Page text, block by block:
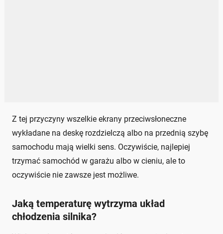
Z tej przyczyny wszelkie ekrany przeciwsłoneczne
wykładane na deskę rozdzielczą albo na przednią szybę
samochodu mają wielki sens. Oczywiście, najlepiej
trzymać samochód w garażu albo w cieniu, ale to
oczywiście nie zawsze jest możliwe.
Jaką temperaturę wytrzyma układ
chłodzenia silnika?